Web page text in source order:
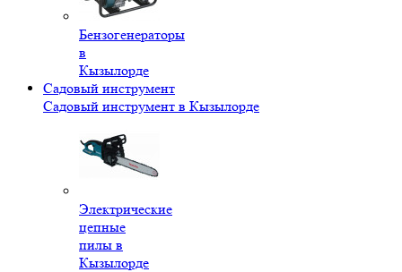
Бензогенераторы
в
Кызылорде
Садовый инструмент
Садовый инструмент в Кызылорде
Электрические
цепные
пилы в
Кызылорде